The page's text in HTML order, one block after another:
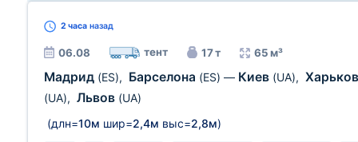
2 часа назад
06.08 тент 17 т 65 м³
Мадрид (ES), Барселона (ES) — Киев (UA),
(UA), Львов (UA)
(длн=10м шир=2,4м выс=2,8м)